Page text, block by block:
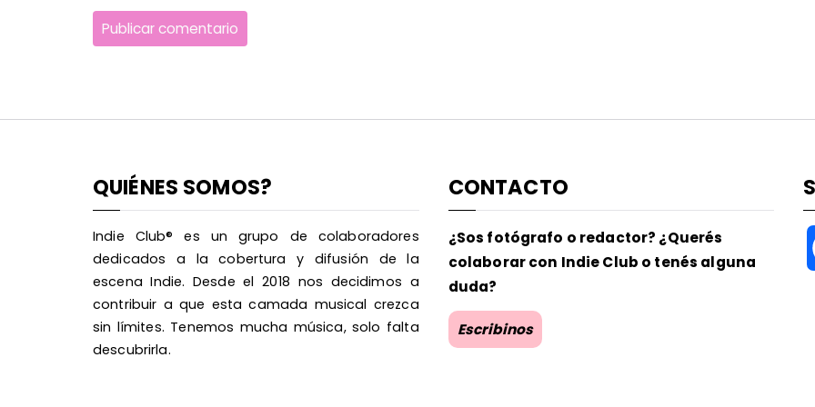
QUIÉNES SOMOS?
Indie Club® es un grupo de colaboradores
dedicados a la cobertura y difusión de la
escena Indie. Desde el 2018 nos decidimos a
contribuir a que esta camada musical crezca
sin límites. Tenemos mucha música, solo falta
descubrirla.
CONTACTO
¿Sos fotógrafo o redactor? ¿Querés
colaborar con Indie Club o tenés alguna
duda?
Escribinos